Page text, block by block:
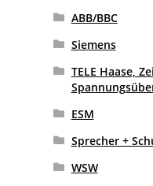
ABB/BBC
Siemens
TELE Haase,
ESM
Sprecher +
WSW